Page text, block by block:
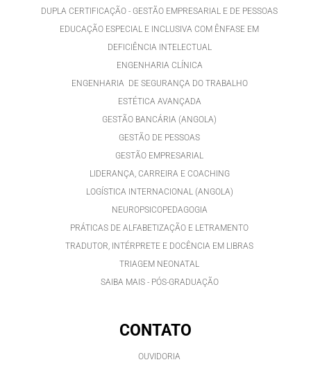
DUPLA CERTIFICAÇÃO - GESTÃO EMPRESARIAL E DE PESSOAS
EDUCAÇÃO ESPECIAL E INCLUSIVA COM ÊNFASE EM
DEFICIÊNCIA INTELECTUAL
ENGENHARIA CLÍNICA
ENGENHARIA DE SEGURANÇA DO TRABALHO
ESTÉTICA AVANÇADA
GESTÃO BANCÁRIA (ANGOLA)
GESTÃO DE PESSOAS
GESTÃO EMPRESARIAL
LIDERANÇA, CARREIRA E COACHING
LOGÍSTICA INTERNACIONAL (ANGOLA)
NEUROPSICOPEDAGOGIA
PRÁTICAS DE ALFABETIZAÇÃO E LETRAMENTO
TRADUTOR, INTÉRPRETE E DOCÊNCIA EM LIBRAS
TRIAGEM NEONATAL
SAIBA MAIS - PÓS-GRADUAÇÃO
CONTATO
OUVIDORIA